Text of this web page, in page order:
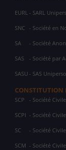
EURL - SARL
SNC - Société en
SA - Société
SAS - Société par
SASU - SAS
CONSTITUTION
SCP - Société
SCPI - Société
SC - Société Civile
SCM - Société